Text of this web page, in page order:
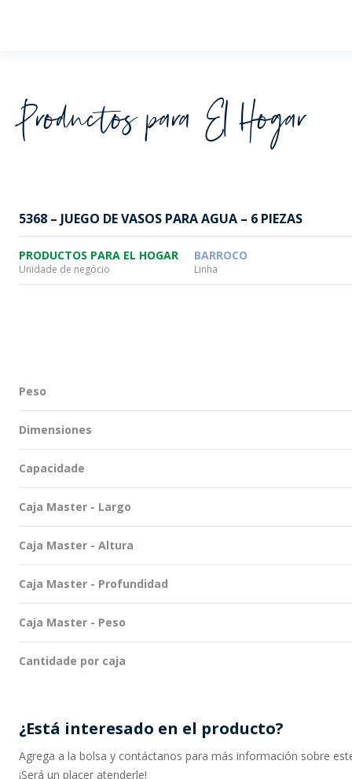
Productos para El Hogar
5368 – JUEGO DE VASOS PARA AGUA – 6 PIEZAS
PRODUCTOS PARA EL HOGAR
Unidade de negócio
BARROCO
Linha
Peso
Dimensiones
Capacidade
Caja Master - Largo
Caja Master - Altura
Caja Master - Profundidad
Caja Master - Peso
Cantidade por caja
¿Está interesado en el producto?
Agrega a la bolsa y contáctanos para más información sobre
¡Será un placer atenderle!